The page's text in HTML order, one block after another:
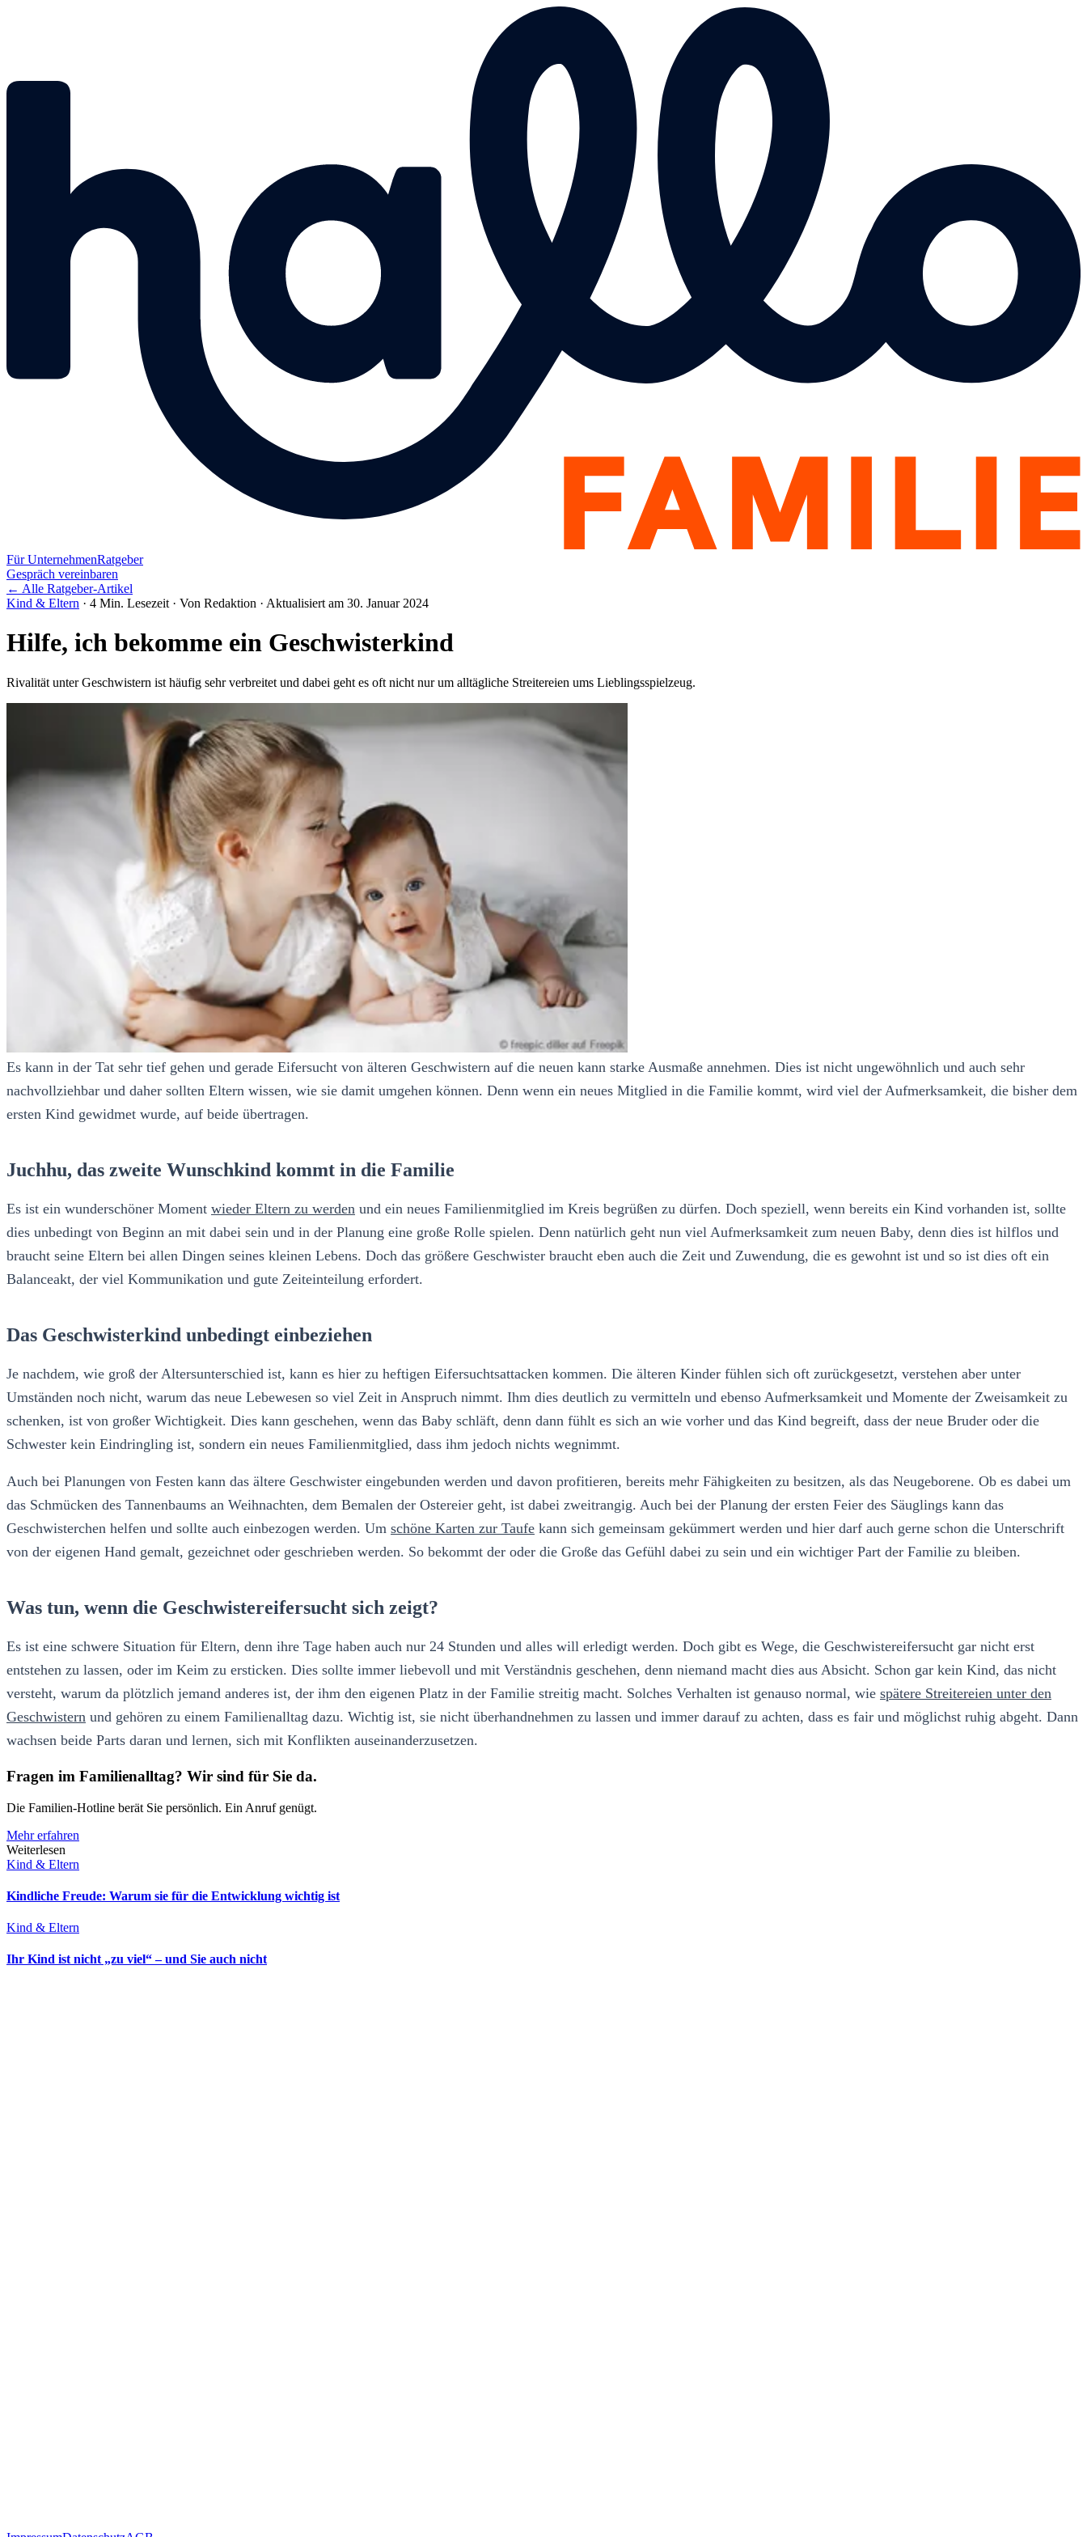
Für UnternehmenRatgeber
Gespräch vereinbaren
← Alle Ratgeber-Artikel
Kind & Eltern · 4 Min. Lesezeit · Von Redaktion · Aktualisiert am 30. Januar 2024
Hilfe, ich bekomme ein Geschwisterkind
Rivalität unter Geschwistern ist häufig sehr verbreitet und dabei geht es oft nicht nur um alltägliche Streitereien ums Lieblingsspielzeug.
Es kann in der Tat sehr tief gehen und gerade Eifersucht von älteren Geschwistern auf die neuen kann starke Ausmaße annehmen. Dies ist nicht ungewöhnlich und auch sehr
nachvollziehbar und daher sollten Eltern wissen, wie sie damit umgehen können. Denn wenn ein neues Mitglied in die Familie kommt, wird viel der Aufmerksamkeit, die bisher dem
ersten Kind gewidmet wurde, auf beide übertragen.
Juchhu, das zweite Wunschkind kommt in die Familie
Es ist ein wunderschöner Moment wieder Eltern zu werden und ein neues Familienmitglied im Kreis begrüßen zu dürfen. Doch speziell, wenn bereits ein Kind vorhanden ist, sollte
dies unbedingt von Beginn an mit dabei sein und in der Planung eine große Rolle spielen. Denn natürlich geht nun viel Aufmerksamkeit zum neuen Baby, denn dies ist hilflos und
braucht seine Eltern bei allen Dingen seines kleinen Lebens. Doch das größere Geschwister braucht eben auch die Zeit und Zuwendung, die es gewohnt ist und so ist dies oft ein
Balanceakt, der viel Kommunikation und gute Zeiteinteilung erfordert.
Das Geschwisterkind unbedingt einbeziehen
Je nachdem, wie groß der Altersunterschied ist, kann es hier zu heftigen Eifersuchtsattacken kommen. Die älteren Kinder fühlen sich oft zurückgesetzt, verstehen aber unter
Umständen noch nicht, warum das neue Lebewesen so viel Zeit in Anspruch nimmt. Ihm dies deutlich zu vermitteln und ebenso Aufmerksamkeit und Momente der Zweisamkeit zu
schenken, ist von großer Wichtigkeit. Dies kann geschehen, wenn das Baby schläft, denn dann fühlt es sich an wie vorher und das Kind begreift, dass der neue Bruder oder die
Schwester kein Eindringling ist, sondern ein neues Familienmitglied, dass ihm jedoch nichts wegnimmt.
Auch bei Planungen von Festen kann das ältere Geschwister eingebunden werden und davon profitieren, bereits mehr Fähigkeiten zu besitzen, als das Neugeborene. Ob es dabei um
das Schmücken des Tannenbaums an Weihnachten, dem Bemalen der Ostereier geht, ist dabei zweitrangig. Auch bei der Planung der ersten Feier des Säuglings kann das
Geschwisterchen helfen und sollte auch einbezogen werden. Um schöne Karten zur Taufe kann sich gemeinsam gekümmert werden und hier darf auch gerne schon die Unterschrift
von der eigenen Hand gemalt, gezeichnet oder geschrieben werden. So bekommt der oder die Große das Gefühl dabei zu sein und ein wichtiger Part der Familie zu bleiben.
Was tun, wenn die Geschwistereifersucht sich zeigt?
Es ist eine schwere Situation für Eltern, denn ihre Tage haben auch nur 24 Stunden und alles will erledigt werden. Doch gibt es Wege, die Geschwistereifersucht gar nicht erst
entstehen zu lassen, oder im Keim zu ersticken. Dies sollte immer liebevoll und mit Verständnis geschehen, denn niemand macht dies aus Absicht. Schon gar kein Kind, das nicht
versteht, warum da plötzlich jemand anderes ist, der ihm den eigenen Platz in der Familie streitig macht. Solches Verhalten ist genauso normal, wie spätere Streitereien unter den
Geschwistern und gehören zu einem Familienalltag dazu. Wichtig ist, sie nicht überhandnehmen zu lassen und immer darauf zu achten, dass es fair und möglichst ruhig abgeht. Dann
wachsen beide Parts daran und lernen, sich mit Konflikten auseinanderzusetzen.
Fragen im Familienalltag? Wir sind für Sie da.
Die Familien-Hotline berät Sie persönlich. Ein Anruf genügt.
Mehr erfahren
Weiterlesen
Kind & Eltern
Kindliche Freude: Warum sie für die Entwicklung wichtig ist
Kind & Eltern
Ihr Kind ist nicht „zu viel“ – und Sie auch nicht